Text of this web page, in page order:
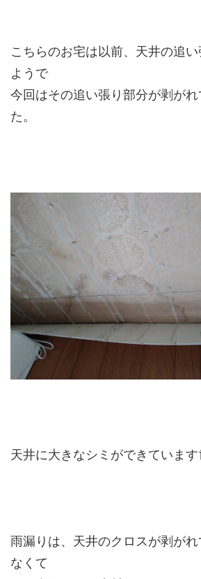
こちらのお宅は以前、天井の追
ようで
今回はその追い張り部分が剥が
た。
天井に大きなシミができています
雨漏りは、天井のクロスが剥が
なくて